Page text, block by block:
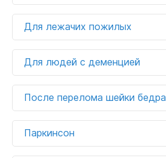
Для лежачих пожилых
Для людей с деменцией
После перелома шейки бедра
Паркинсон